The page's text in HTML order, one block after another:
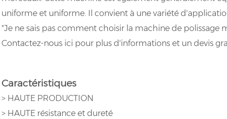
uniforme et uniforme. Il convient à une variété
"Je ne sais pas comment choisir la machine de
Contactez-nous ici pour plus d'informations et un devis
Caractéristiques
> HAUTE PRODUCTION
> HAUTE résistance et dureté